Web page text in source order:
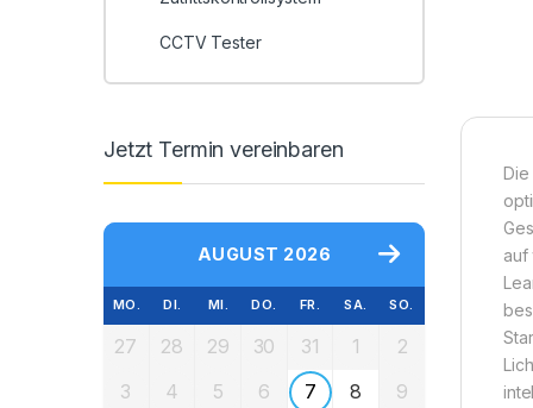
Die
auf
CCTV Tester
Jetzt Termin vereinbaren
AUGUST 2026
MO. DI. MI. DO. FR. SA. SO.
27 28 29 30 31 1
2
3
4 5 6 7 8
9